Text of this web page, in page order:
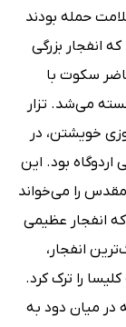
حمله بودند
انفجار بزرگى
حاضر سکوت با
مى‌شد. تزار
خویشتن، در
بود. این
مقدس را مى‌خواند
انفجار عظیمى
انفجار،
را ترک کرد.
در میان دود به